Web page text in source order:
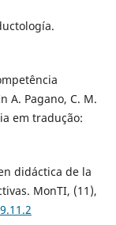
A. Pagano, C. M.
em tradução:
didáctica de la
MonTI, (11),